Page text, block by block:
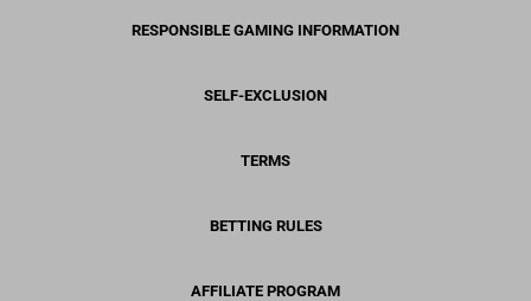
RESPONSIBLE GAMING INFORMATION
SELF-EXCLUSION
TERMS
BETTING RULES
AFFILIATE PROGRAM